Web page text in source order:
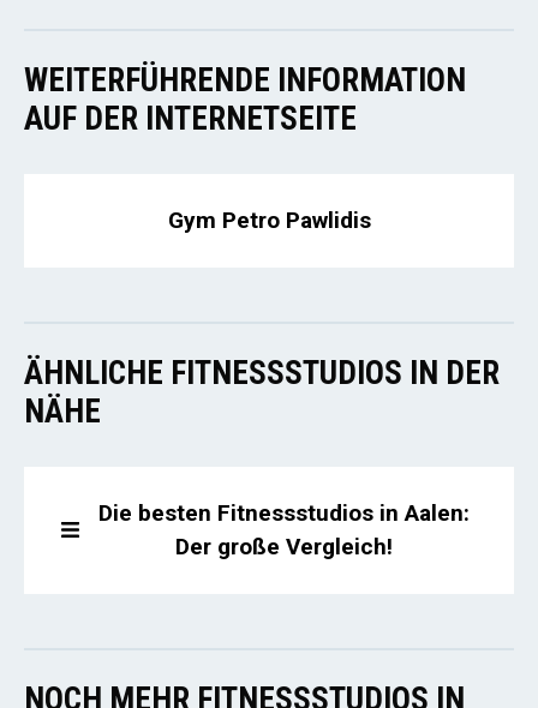
WEITERFÜHRENDE INFORMATION
AUF DER INTERNETSEITE
Gym Petro Pawlidis
ÄHNLICHE FITNESSSTUDIOS IN DER
NÄHE
Die besten Fitnessstudios in Aalen:
Der große Vergleich!
NOCH MEHR FITNESSSTUDIOS IN